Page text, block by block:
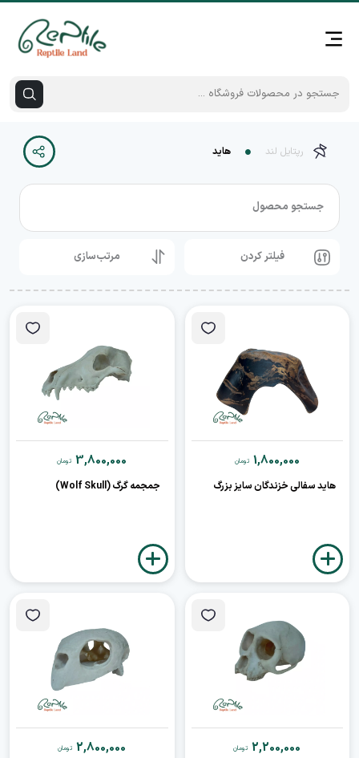
رپتایل لند هاید
جستجو محصول
فیلتر کردن مرتب‌سازی
1,800,000 تومان
هاید سفالی خزندگان سایز بزرگ
3,800,000 تومان
جمجمه گرگ (Wolf Skull)
2,200,000 تومان 2,800,000 تومان